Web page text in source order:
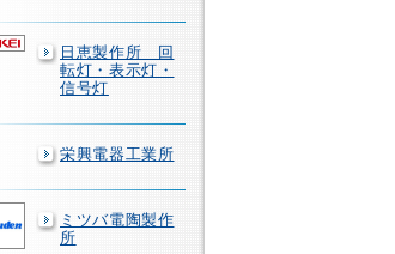
日恵製作所 回
転灯・表示灯・
信号灯
栄興電器工業所
ミツバ電陶製作
所